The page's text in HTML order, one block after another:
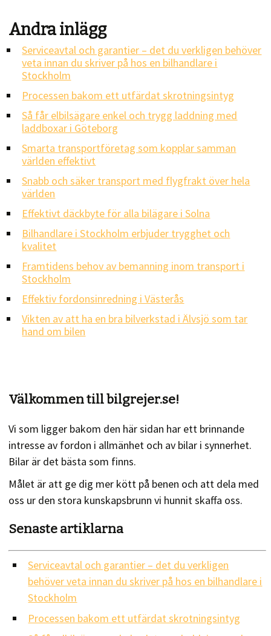
Andra inlägg
Serviceavtal och garantier – det du verkligen behöver
veta innan du skriver på hos en bilhandlare i
Stockholm
Processen bakom ett utfärdat skrotningsintyg
Så får elbilsägare enkel och trygg laddning med
laddboxar i Göteborg
Smarta transportföretag som kopplar samman
världen effektivt
Snabb och säker transport med flygfrakt över hela
världen
Effektivt däckbyte för alla bilägare i Solna
Bilhandlare i Stockholm erbjuder trygghet och
kvalitet
Framtidens behov av bemanning inom transport i
Stockholm
Effektiv fordonsinredning i Västerås
Vikten av att ha en bra bilverkstad i Älvsjö som tar
hand om bilen
Välkommen till bilgrejer.se!
Vi som ligger bakom den här sidan har ett brinnande
intresse av fordon i allmänhet och av bilar i synnerhet.
Bilar är det bästa som finns.
Målet är att ge dig mer kött på benen och att dela med
oss ur den stora kunskapsbrunn vi hunnit skaffa oss.
Senaste artiklarna
Serviceavtal och garantier – det du verkligen
behöver veta innan du skriver på hos en bilhandlare i
Stockholm
Processen bakom ett utfärdat skrotningsintyg